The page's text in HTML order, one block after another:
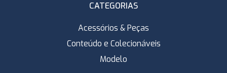
CATEGORIAS
Acessórios & Peças
Conteúdo e Colecionáveis
Modelo